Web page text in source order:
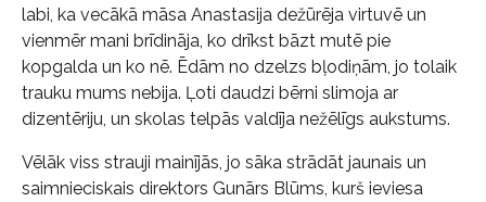
labi, ka vecākā māsa Anastasija dežūrēja virtuvē un
vienmēr mani brīdināja, ko drīkst bāzt mutē pie
kopgalda un ko nē. Ēdām no dzelzs bļodiņām, jo tolaik
trauku mums nebija. Ļoti daudzi bērni slimoja ar
dizentēriju, un skolas telpās valdīja nežēlīgs aukstums.
Vēlāk viss strauji mainījās, jo sāka strādāt jaunais un
saimnieciskais direktors Gunārs Blūms, kurš ieviesa